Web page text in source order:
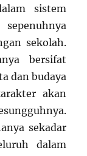
sistem
sekolah.
bersifat
dan budaya
akan
sekadar
dalam